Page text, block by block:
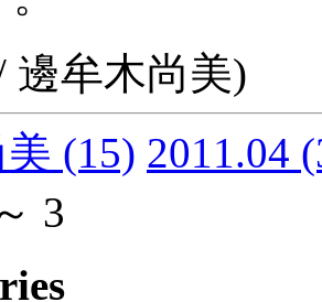
邊牟木尚美)
(15) 2011.04
3